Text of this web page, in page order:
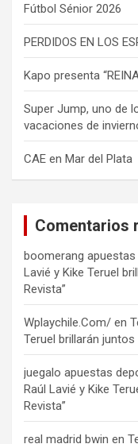
Fútbol Sénior 2026
PERDIDOS EN LOS
Kapo presenta
Super Jump, uno de
vacaciones de
CAE en Mar del Plata
Comentarios
boomerang apuestas
Lavié y Kike Teruel
Revista”
Wplaychile.Com/ en
Teruel brillarán juntos
juegalo apuestas
Raúl Lavié y Kike
Revista”
real madrid bwin en